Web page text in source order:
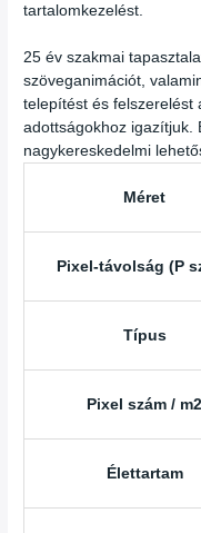
tartalomkezelést.
25 év szakmai
szöveganimációt,
telepítést és felszerelést
adottságokhoz igazítjuk.
nagykereskedelmi
Méret
Pixel-távolság (P
Típus
Pixel szám / m2
Élettartam